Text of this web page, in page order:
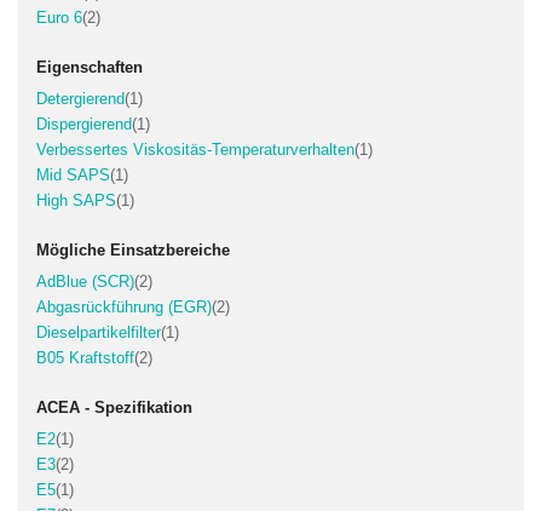
Euro 6 2Artikel
Eigenschaften
Detergierend 1Artikel
Dispergierend 1Artikel
Verbessertes Viskositäs-Temperaturverhalten 1Artikel
Mid SAPS 1Artikel
High SAPS 1Artikel
Mögliche Einsatzbereiche
AdBlue (SCR) 2Artikel
Abgasrückführung (EGR) 2Artikel
Dieselpartikelfilter 1Artikel
B05 Kraftstoff 2Artikel
ACEA - Spezifikation
E2 1Artikel
E3 2Artikel
E5 1Artikel